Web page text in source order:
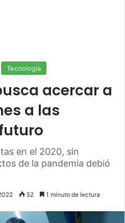
Tecnología
acercar a
a las
en el 2020, sin
de la pandemia debió
52 1 minuto de lectura